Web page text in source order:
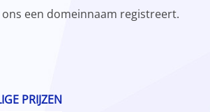
een domeinnaam registreert.
PRIJZEN